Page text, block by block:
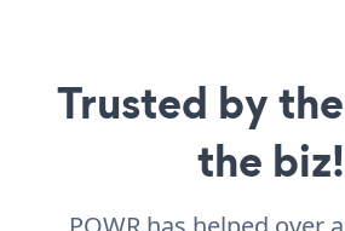
Trusted by
the biz!